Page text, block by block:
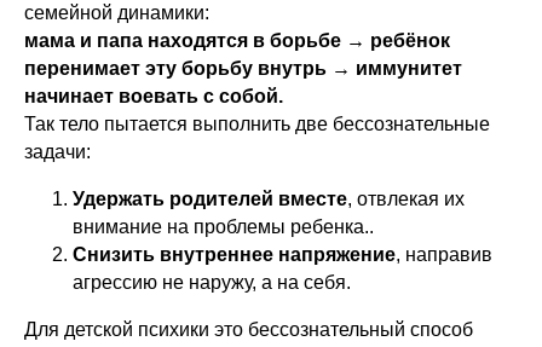
семейной динамики:
мама и папа находятся в борьбе → ребёнок
перенимает эту борьбу внутрь → иммунитет
начинает воевать с собой.
Так тело пытается выполнить две бессознательные
задачи:
Удержать родителей вместе, отвлекая их
внимание на проблемы ребенка..
Снизить внутреннее напряжение, направив
агрессию не наружу, а на себя.
Для детской психики это бессознательный способ